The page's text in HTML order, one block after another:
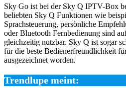
Sky Go ist bei der Sky Q IPTV-Box
beliebten Sky Q Funktionen wie
Sprachsteuerung, persönliche
oder Bluetooth Fernbedienung sind
gleichzeitig nutzbar. Sky Q ist sogar
für die beste Bedienerfreundlichkeit
ausgezeichnet worden.
Trendlupe meint: